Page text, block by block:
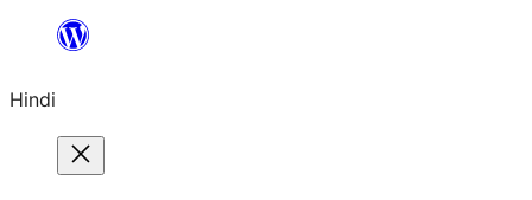
सामग्री
जाएं
Hindi